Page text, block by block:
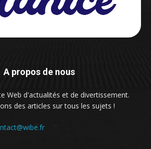
A propos de nous
Web d'actualités et de divertissement.
des articles sur tous les sujets !